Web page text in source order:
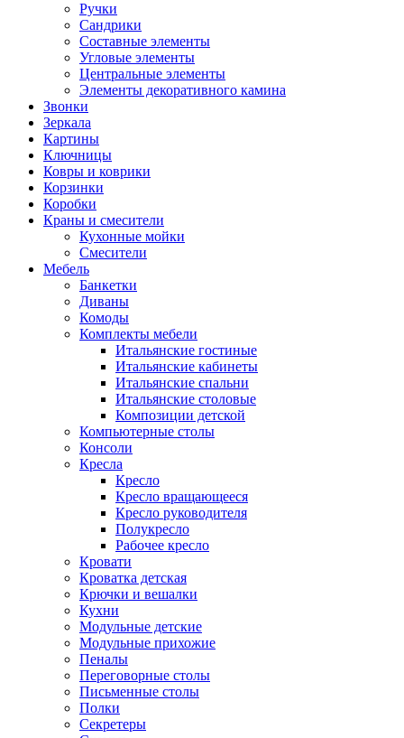
Ручки
Сандрики
Составные элементы
Угловые элементы
Центральные элементы
Элементы декоративного камина
Звонки
Зеркала
Картины
Ключницы
Ковры и коврики
Корзинки
Коробки
Краны и смесители
Кухонные мойки
Смесители
Мебель
Банкетки
Диваны
Комоды
Комплекты мебели
Итальянские гостиные
Итальянские кабинеты
Итальянские спальни
Итальянские столовые
Композиции детской
Компьютерные столы
Консоли
Кресла
Кресло
Кресло вращающееся
Кресло руководителя
Полукресло
Рабочее кресло
Кровати
Кроватка детская
Крючки и вешалки
Кухни
Модульные детские
Модульные прихожие
Пеналы
Переговорные столы
Письменные столы
Полки
Секретеры